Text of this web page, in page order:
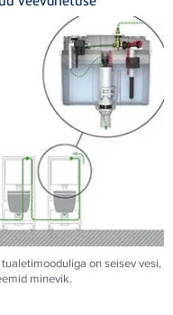
on seisev vesi,
minevik.